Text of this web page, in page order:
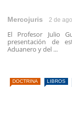
Mercojuris 2 de
El Profesor Julio
presentación de
Aduanero y del ...
DOCTRINA LIBROS